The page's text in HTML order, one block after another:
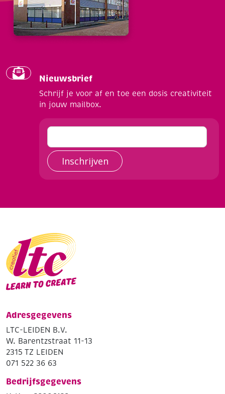
Nieuwsbrief
Schrijf je voor af en toe een dosis creativiteit
in jouw mailbox.
Inschrijven
Adresgegevens
LTC-LEIDEN B.V.
W. Barentzstraat 11-13
2315 TZ LEIDEN
071 522 36 63
Bedrijfsgegevens